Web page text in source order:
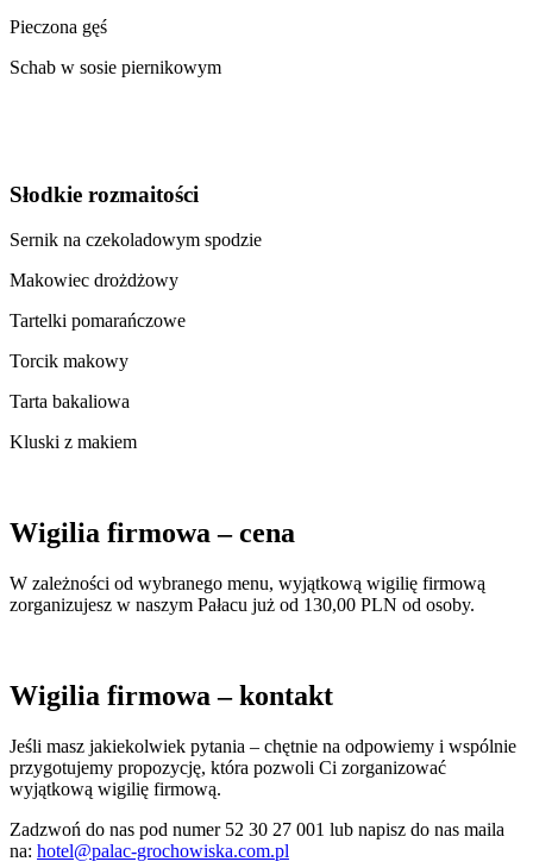
Pieczona gęś
Schab w sosie piernikowym
Słodkie rozmaitości
Sernik na czekoladowym spodzie
Makowiec drożdżowy
Tartelki pomarańczowe
Torcik makowy
Tarta bakaliowa
Kluski z makiem
Wigilia firmowa – cena
W zależności od wybranego menu, wyjątkową wigilię firmową
zorganizujesz w naszym Pałacu już od 130,00 PLN od osoby.
Wigilia firmowa – kontakt
Jeśli masz jakiekolwiek pytania – chętnie na odpowiemy i wspólnie
przygotujemy propozycję, która pozwoli Ci zorganizować
wyjątkową wigilię firmową.
Zadzwoń do nas pod numer 52 30 27 001 lub napisz do nas maila
na: hotel@palac-grochowiska.com.pl